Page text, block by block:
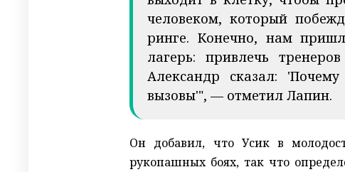
человеком, который
ринге. Конечно, нам
лагерь: привлечь
Александр сказал:
вызовы'", — отметил Лапин.
Он добавил, что Усик в
рукопашных боях, так что